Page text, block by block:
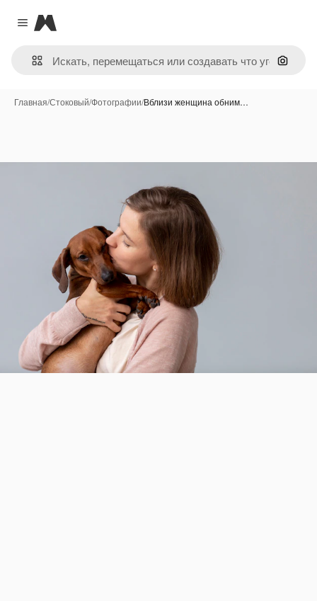
Close menu
Magnific
Поиск
Главная/Стоковый/Фотографии/Вблизи женщина обним…